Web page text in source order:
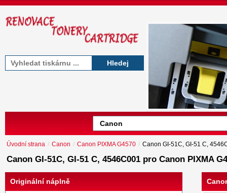
Hledej
Úvodní strana / Canon / Canon PIXMA G4570 / Canon GI-51C, GI-51 C,
Canon GI-51C, GI-51 C, 4546C001 pro Canon PIXMA
Originální náplně